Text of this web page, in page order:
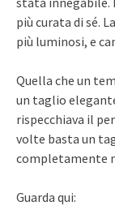
più curata di sé.
più luminosi, e
Quella che un
un taglio
rispecchiava il
volte basta un
completamente
Guarda qui: